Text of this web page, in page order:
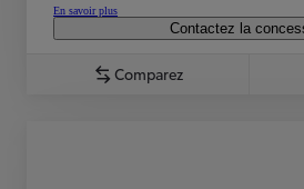
En savoir plus
Contactez la
Comparez